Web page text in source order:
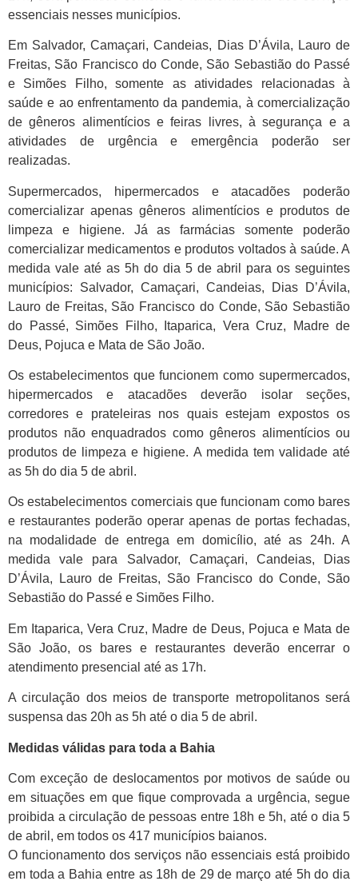
essenciais nesses municípios.
Em Salvador, Camaçari, Candeias, Dias D’Ávila, Lauro de
Freitas, São Francisco do Conde, São Sebastião do Passé
e Simões Filho, somente as atividades relacionadas à
saúde e ao enfrentamento da pandemia, à comercialização
de gêneros alimentícios e feiras livres, à segurança e a
atividades de urgência e emergência poderão ser
realizadas.
Supermercados, hipermercados e atacadões poderão
comercializar apenas gêneros alimentícios e produtos de
limpeza e higiene. Já as farmácias somente poderão
comercializar medicamentos e produtos voltados à saúde. A
medida vale até as 5h do dia 5 de abril para os seguintes
municípios: Salvador, Camaçari, Candeias, Dias D’Ávila,
Lauro de Freitas, São Francisco do Conde, São Sebastião
do Passé, Simões Filho, Itaparica, Vera Cruz, Madre de
Deus, Pojuca e Mata de São João.
Os estabelecimentos que funcionem como supermercados,
hipermercados e atacadões deverão isolar seções,
corredores e prateleiras nos quais estejam expostos os
produtos não enquadrados como gêneros alimentícios ou
produtos de limpeza e higiene. A medida tem validade até
as 5h do dia 5 de abril.
Os estabelecimentos comerciais que funcionam como bares
e restaurantes poderão operar apenas de portas fechadas,
na modalidade de entrega em domicílio, até as 24h. A
medida vale para Salvador, Camaçari, Candeias, Dias
D’Ávila, Lauro de Freitas, São Francisco do Conde, São
Sebastião do Passé e Simões Filho.
Em Itaparica, Vera Cruz, Madre de Deus, Pojuca e Mata de
São João, os bares e restaurantes deverão encerrar o
atendimento presencial até as 17h.
A circulação dos meios de transporte metropolitanos será
suspensa das 20h as 5h até o dia 5 de abril.
Medidas válidas para toda a Bahia
Com exceção de deslocamentos por motivos de saúde ou
em situações em que fique comprovada a urgência, segue
proibida a circulação de pessoas entre 18h e 5h, até o dia 5
de abril, em todos os 417 municípios baianos.
O funcionamento dos serviços não essenciais está proibido
em toda a Bahia entre as 18h de 29 de março até 5h do dia